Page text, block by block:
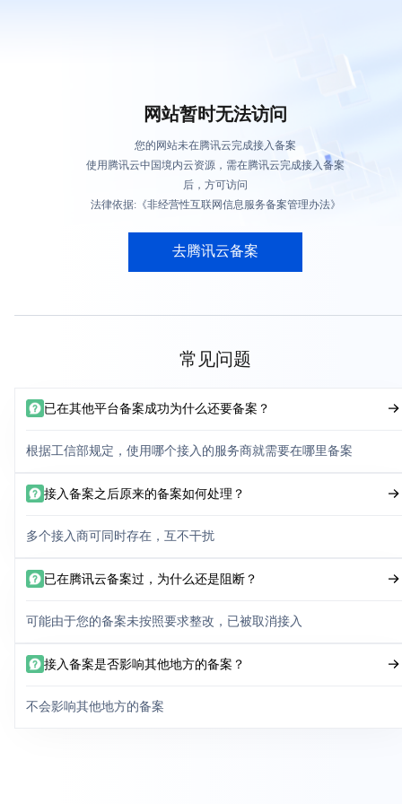
网站暂时无法访问
您的网站未在腾讯云完成接入备案
使用腾讯云中国境内云资源，需在腾讯云完成接入备案
后，方可访问
法律依据:《非经营性互联网信息服务备案管理办法》
去腾讯云备案
常见问题
已在其他平台备案成功为什么还要备案？
根据工信部规定，使用哪个接入的服务商就需要在哪里备案
接入备案之后原来的备案如何处理？
多个接入商可同时存在，互不干扰
已在腾讯云备案过，为什么还是阻断？
可能由于您的备案未按照要求整改，已被取消接入
接入备案是否影响其他地方的备案？
不会影响其他地方的备案